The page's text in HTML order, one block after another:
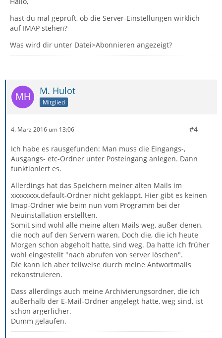
hast du mal geprüft, ob die Server-Einstellungen wirklich
auf IMAP stehen?
Was wird dir unter Datei>Abonnieren angezeigt?
M. Hulot
Mitglied
4. März 2016 um 13:06 #4
Ich habe es rausgefunden: Man muss die Eingangs-,
Ausgangs- etc-Ordner unter Posteingang anlegen. Dann
funktioniert es.
Allerdings hat das Speichern meiner alten Mails im
xxxxxxxx.default-Ordner nicht geklappt. Hier gibt es keinen
Imap-Ordner wie beim nun vom Programm bei der
Neuinstallation erstellten.
Somit sind wohl alle meine alten Mails weg, außer denen,
die noch auf den Servern waren. Doch die, die ich heute
Morgen schon abgeholt hatte, sind weg. Da hatte ich früher
wohl eingestellt "nach abrufen von server löschen".
DIe kann ich aber teilweise durch meine Antwortmails
rekonstruieren.
Dass allerdings auch meine Archivierungsordner, die ich
außerhalb der E-Mail-Ordner angelegt hatte, weg sind, ist
schon ärgerlicher.
Dumm gelaufen.